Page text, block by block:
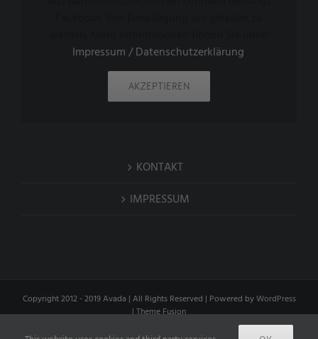
Impressum / Datenschutzerklärung
AKZEPTIEREN
KONTAKT
IMPRESSUM
Copyright 2012 - 2019 Avada | All Rights Reserved | Powered byWordPress
|Theme Fusion
FacebookInstagram
FlickrXing LinkedIn